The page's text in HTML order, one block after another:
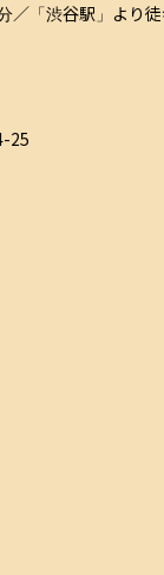
／「渋谷駅」より
25